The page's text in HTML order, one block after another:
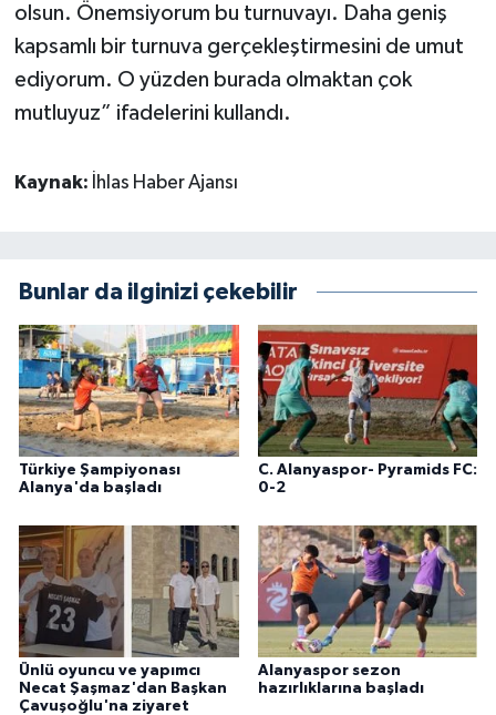
olsun. Önemsiyorum bu turnuvayı. Daha geniş
kapsamlı bir turnuva gerçekleştirmesini de umut
ediyorum. O yüzden burada olmaktan çok
mutluyuz” ifadelerini kullandı.
Kaynak: İhlas Haber Ajansı
Bunlar da ilginizi çekebilir
Türkiye Şampiyonası
Alanya'da başladı
C. Alanyaspor- Pyramids FC:
0-2
Ünlü oyuncu ve yapımcı
Necat Şaşmaz'dan Başkan
Çavuşoğlu'na ziyaret
Alanyaspor sezon
hazırlıklarına başladı